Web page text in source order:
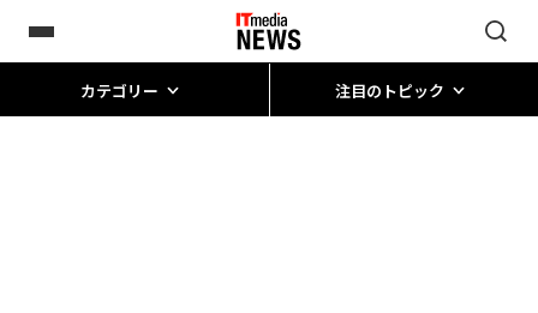
カテゴリー 注目のトピック